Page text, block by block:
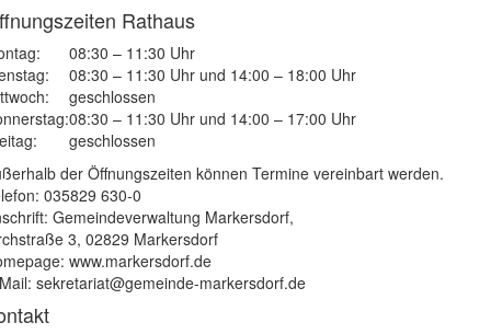
Rathaus
08:30 – 11:30 Uhr
08:30 – 11:30 Uhr und 14:00 – 18:00 Uhr
geschlossen
08:30 – 11:30 Uhr und 14:00 – 17:00 Uhr
geschlossen
der Öffnungszeiten können Termine vereinbart werden.
035829 630-0
Gemeindeverwaltung Markersdorf,
3, 02829 Markersdorf
www.markersdorf.de
sekretariat@gemeinde-markersdorf.de